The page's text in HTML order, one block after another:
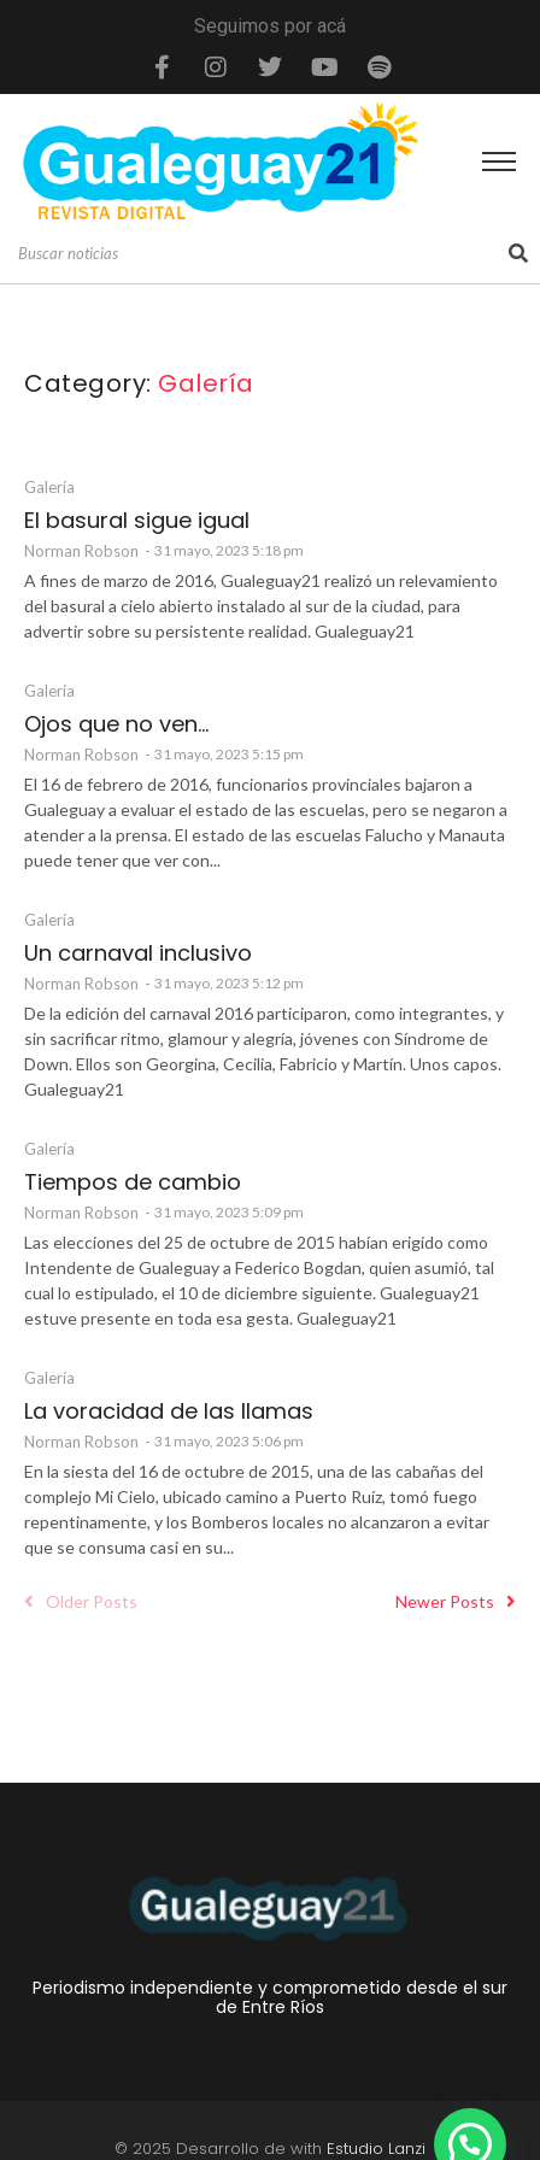
Seguimos por acá
Category: Galería
Galería
El basural sigue igual
Norman Robson - 31 mayo, 2023 5:18 pm
A fines de marzo de 2016, Gualeguay21 realizó un relevamiento
del basural a cielo abierto instalado al sur de la ciudad, para
advertir sobre su persistente realidad. Gualeguay21
Galería
Ojos que no ven…
Norman Robson - 31 mayo, 2023 5:15 pm
El 16 de febrero de 2016, funcionarios provinciales bajaron a
Gualeguay a evaluar el estado de las escuelas, pero se negaron a
atender a la prensa. El estado de las escuelas Falucho y Manauta
puede tener que ver con...
Galería
Un carnaval inclusivo
Norman Robson - 31 mayo, 2023 5:12 pm
De la edición del carnaval 2016 participaron, como integrantes, y
sin sacrificar ritmo, glamour y alegría, jóvenes con Síndrome de
Down. Ellos son Georgina, Cecilia, Fabricio y Martín. Unos capos.
Gualeguay21
Galería
Tiempos de cambio
Norman Robson - 31 mayo, 2023 5:09 pm
Las elecciones del 25 de octubre de 2015 habían erigido como
Intendente de Gualeguay a Federico Bogdan, quien asumió, tal
cual lo estipulado, el 10 de diciembre siguiente. Gualeguay21
estuve presente en toda esa gesta. Gualeguay21
Galería
La voracidad de las llamas
Norman Robson - 31 mayo, 2023 5:06 pm
En la siesta del 16 de octubre de 2015, una de las cabañas del
complejo Mi Cielo, ubicado camino a Puerto Ruíz, tomó fuego
repentinamente, y los Bomberos locales no alcanzaron a evitar
que se consuma casi en su...
Older Posts Newer Posts
Periodismo independiente y comprometido desde el sur
de Entre Ríos
© 2025 Desarrollo de with Estudio Lanzi